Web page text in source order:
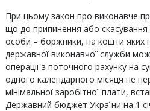
При цьому закон про виконавче
що до припинення або скасування
особи – боржники, на кошти яких
державної виконавчої служби
операції з поточного рахунку на
одного календарного місяця не
мінімальної заробітної плати,
Державний бюджет України на 1